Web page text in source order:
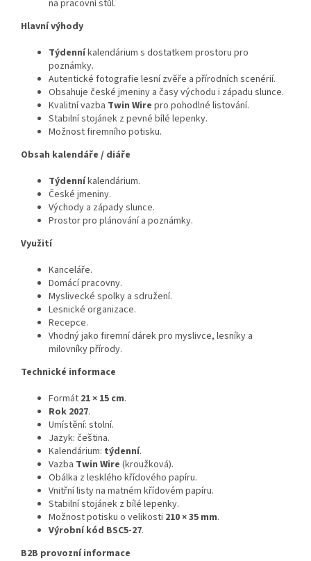
na pracovní stůl.
Hlavní výhody
Týdenníkalendárium s dostatkem prostoru pro
poznámky.
Autentické fotografie lesní zvěře a přírodních scenérií.
Obsahuje české jmeniny a časy východu i západu slunce.
Kvalitní vazba Twin Wire pro pohodlné listování.
Stabilní stojánek z pevné bílé lepenky.
Možnost firemního potisku.
Obsah kalendáře / diáře
Týdenníkalendárium.
České jmeniny.
Východy a západy slunce.
Prostor pro plánování a poznámky.
Využití
Kanceláře.
Domácí pracovny.
Myslivecké spolky a sdružení.
Lesnické organizace.
Recepce.
Vhodný jako firemní dárek pro myslivce, lesníky a
milovníky přírody.
Technické informace
Formát 21 × 15 cm.
Rok 2027.
Umístění: stolní.
Jazyk: čeština.
Kalendárium: týdenní.
Vazba Twin Wire (kroužková).
Obálka z lesklého křídového papíru.
Vnitřní listy na matném křídovém papíru.
Stabilní stojánek z bílé lepenky.
Možnost potisku o velikosti 210 × 35 mm.
Výrobní kód BSC5-27.
B2B provozní informace